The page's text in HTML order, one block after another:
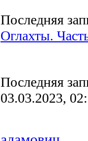
Последняя
Оглахты.
Последняя
03.03.2023,